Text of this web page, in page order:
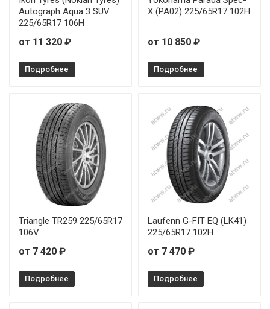
Autograph Aqua 3 SUV
225/65R17 106H
от 11 320 ₽
Подробнее
X (PA02) 225/65R17 102H
от 10 850 ₽
Подробнее
Triangle TR259 225/65R17
106V
от 7 420 ₽
Подробнее
Laufenn G-FIT EQ (LK41)
225/65R17 102H
от 7 470 ₽
Подробнее